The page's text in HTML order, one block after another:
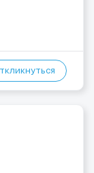
зарплат...